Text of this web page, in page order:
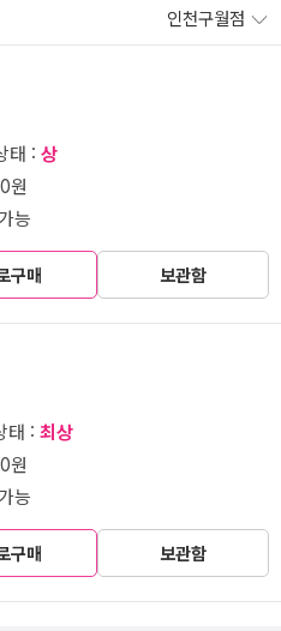
인천구월점
태 : 상
원
능
구매 보관함
태 : 최상
원
능
구매 보관함